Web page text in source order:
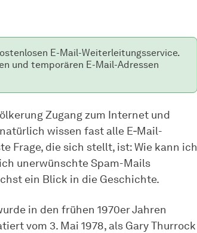
E-Mail-Weiterleitungsservice.
und temporären E-Mail-Adressen
Zugang zum Internet und
wissen fast alle E‑Mail-
Frage, die sich stellt, ist: Wie kann ich
unerwünschte Spam-Mails
ein Blick in die Geschichte.
in den frühen 1970er Jahren
vom 3. Mai 1978, als Gary Thurrock